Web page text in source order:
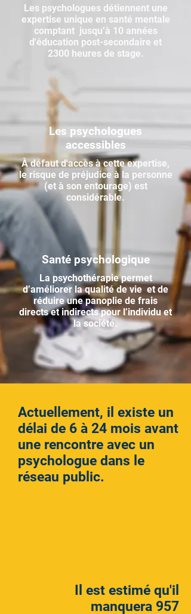
Les psychologues détiennent une
expertise unique en santé mentale
comptant jusqu’à 10 années
d'éducation post-secondaire et
2300 heures de stage.
Les psychologues
accessibles
À défaut d'accès à cette expertise,
le risque de préjudice à la personne
(et à son entourage) est
considérable.
Santé psychologique
La psychothérapie permet
d’améliorer la qualité de vie et de
réduire une panoplie de frais
directs et indirects pour l’individu et
la société.
Actuellement, il existe un
délai de 6 à 24 mois avant
une rencontre avec un
psychologue dans le
réseau public.
Il est estimé qu'il
manquera 957